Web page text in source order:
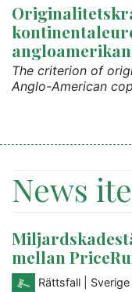
The criterion of
Anglo-American
News
mellan
Rättsfall | Sverige